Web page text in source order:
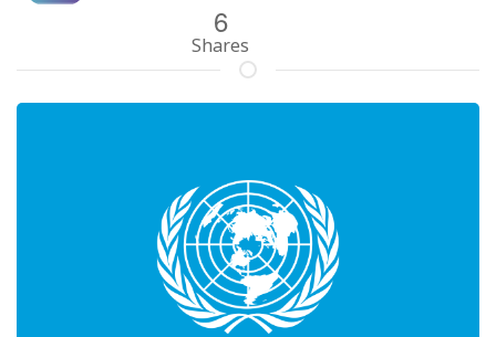
6
Shares